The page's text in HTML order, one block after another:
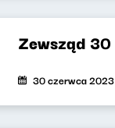
Zewsząd 30
30 czerwca 2023